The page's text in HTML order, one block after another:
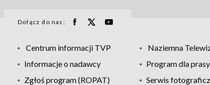
Dołącz do nas:
Centrum informacji TVP Naziemna
Informacje o nadawcy
Program dla prasy
Zgłoś program (ROPAT)
Serwis